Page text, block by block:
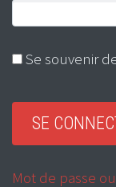
Se souvenir
Mot de passe